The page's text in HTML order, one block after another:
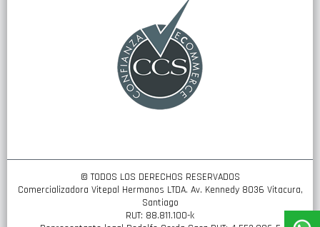
© TODOS LOS DERECHOS RESERVADOS
Comercializadora Vitepal Hermanos LTDA. Av. Kennedy 8036 Vitacura,
Santiago
RUT: 88.811.100-k